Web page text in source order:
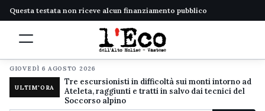
Questa testata non riceve alcun finanziamento pubblico
GIOVEDÌ 6 AGOSTO 2026
ULTIM'ORA
Tre escursionisti in difficoltà sui monti intorno ad
Ateleta, raggiunti e tratti in salvo dai tecnici del
Soccorso alpino